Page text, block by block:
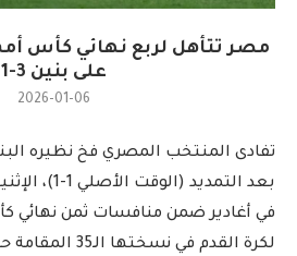
مصر تتأهل لربع نهائي كأس
على بنين 3-1
2026-01-06
بعد التمديد
في أغادير ضمن منافسات ثمن نهائي
لكرة القدم في